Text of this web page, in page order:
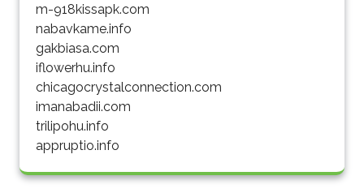
m-918kissapk.com
nabavkame.info
gakbiasa.com
iflowerhu.info
chicagocrystalconnection.com
imanabadii.com
trilipohu.info
appruptio.info